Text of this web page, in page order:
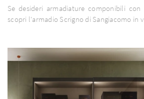
Se desideri armadiature componibili
scopri l'armadio Scrigno di Sangiacomo in